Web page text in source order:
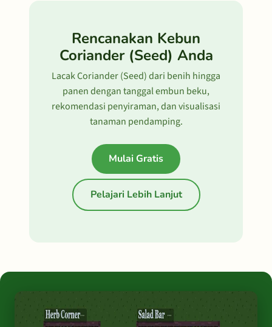
Rencanakan Kebun
Coriander (Seed) Anda
Lacak Coriander (Seed) dari benih hingga
panen dengan tanggal embun beku,
rekomendasi penyiraman, dan visualisasi
tanaman pendamping.
Mulai Gratis
Pelajari Lebih Lanjut